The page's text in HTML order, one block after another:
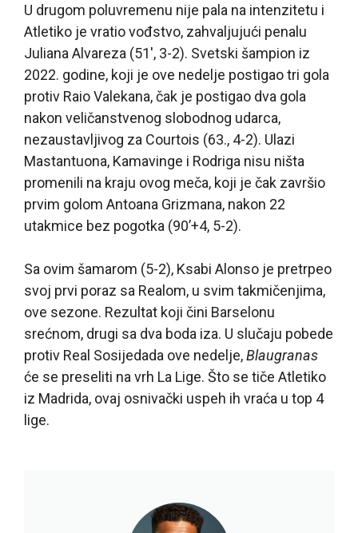
U drugom poluvremenu nije pala na intenzitetu i
Atletiko je vratio vođstvo, zahvaljujući penalu
Juliana Alvareza (51′, 3-2). Svetski šampion iz
2022. godine, koji je ove nedelje postigao tri gola
protiv Raio Valekana, čak je postigao dva gola
nakon veličanstvenog slobodnog udarca,
nezaustavljivog za Courtois (63., 4-2). Ulazi
Mastantuona, Kamavinge i Rodriga nisu ništa
promenili na kraju ovog meča, koji je čak završio
prvim golom Antoana Grizmana, nakon 22
utakmice bez pogotka (90’+4, 5-2).
Sa ovim šamarom (5-2), Ksabi Alonso je pretrpeo
svoj prvi poraz sa Realom, u svim takmičenjima,
ove sezone. Rezultat koji čini Barselonu
srećnom, drugi sa dva boda iza. U slučaju pobede
protiv Real Sosijedada ove nedelje,Blaugranas
će se preseliti na vrh La Lige. Što se tiče Atletiko
iz Madrida, ovaj osnivački uspeh ih vraća u top 4
lige.